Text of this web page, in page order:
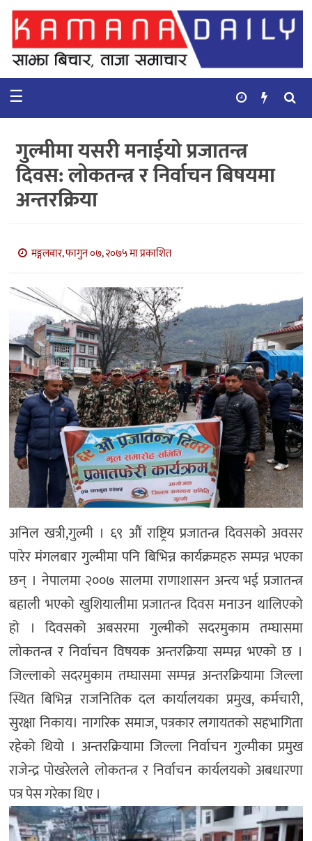
गृहपृष्ठ
समाचार
कुटनिती
कुराकानी
अर्थ
र
भिडियो
सिफारिस
☰
गुल्मीमा यसरी मनाईयो प्रजातन्त्र
दिवस: लोकतन्त्र र निर्वाचन बिषयमा
अन्तरक्रिया
मङ्गलबार, फागुन ०७, २०७५ मा प्रकाशित
अनिल खत्री,गुल्मी । ६९ औं राष्ट्रिय प्रजातन्त्र दिवसको अवसर
पारेर मंगलबार गुल्मीमा पनि बिभिन्न कार्यक्रमहरु सम्पन्न भएका
छन् । नेपालमा २००७ सालमा राणाशासन अन्त्य भई प्रजातन्त्र
बहाली भएको खुशियालीमा प्रजातन्त्र दिवस मनाउन थालिएको
हो । दिवसको अबसरमा गुल्मीको सदरमुकाम तम्घासमा
लोकतन्त्र र निर्वाचन विषयक अन्तरक्रिया सम्पन्न भएको छ ।
जिल्लाको सदरमुकाम तम्घासमा सम्पन्न अन्तरक्रियामा जिल्ला
स्थित बिभिन्न राजनितिक दल कार्यालयका प्रमुख, कर्मचारी,
सुरक्षा निकाय। नागरिक समाज, पत्रकार लगायतको सहभागिता
रहेको थियो । अन्तरक्रियामा जिल्ला निर्वाचन गुल्मीका प्रमुख
राजेन्द्र पोखरेलले लोकतन्त्र र निर्वाचन कार्यलयको अबधारणा
पत्र पेस गरेका थिए ।